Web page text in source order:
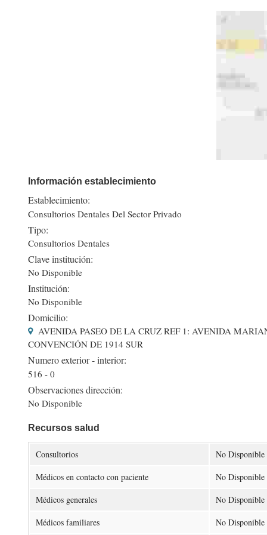
Información establecimiento
Establecimiento:
Consultorios Dentales Del Sector Privado
Tipo:
Consultorios Dentales
Clave institución:
No Disponible
Institución:
No Disponible
Domicilio:
AVENIDA PASEO DE LA CRUZ REF 1: AVENIDA
CONVENCIÓN DE 1914 SUR
Numero exterior - interior:
516 - 0
Observaciones dirección:
No Disponible
Recursos salud
Consultorios
No Disponible
Médicos en contacto con paciente
No Disponible
Médicos generales
No Disponible
Médicos familiares
No Disponible